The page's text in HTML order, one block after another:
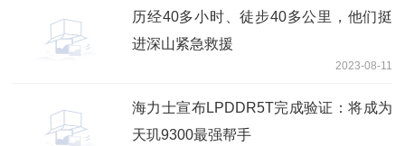
历经40多小时、徒步40多公里，他们挺
进深山紧急救援
2023-08-11
海力士宣布LPDDR5T完成验证：将成为
天玑9300最强帮手